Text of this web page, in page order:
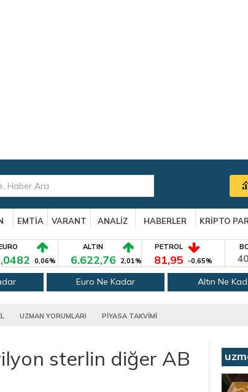
EMTİA VARANT ANALİZ HABERLER KRİPTO
0,06%
ALTIN
6.622,76 2,01%
PETROL
81,95 -0,65%
Euro Ne Kadar Altın Ne
UZMAN YORUMLARI PİYASA TAKVİMİ
sterlin diğer AB